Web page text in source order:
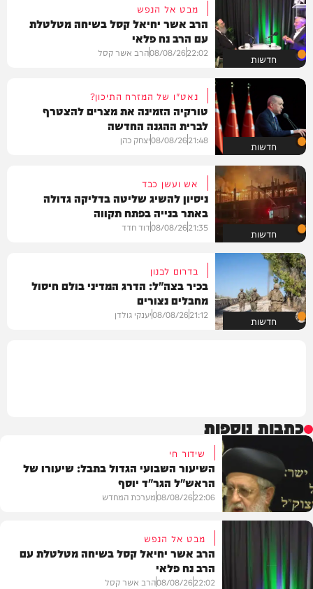
חדשות
מבט אל הנפש
הרב אשר יחיאל קסל בשיחה מטלטלת
עם הרב נח פלאי
22:02
08/08/26הרב אשר קסל
חדשות
נאט"ו של המזרח התיכון?
טורקיה הזמינה את מצרים להצטרף
לברית ההגנה החדשה
21:48
08/08/26יצחק כהן
חדשות
אש ועשן כבד
ניסיון להשיג שליטה בדליקה גדולה
באתר בנייה בפתח תקווה
21:35
08/08/26דוד חדד
חדשות
בדרום לבנון
בכיר בצה"ל: הדרג המדיני בולם חיסול
מחבלים נצורים
21:12
08/08/26יענקי גולדן
כתבות נוספות
וידאו
שידור חי
השיעור השבועי הגדול בתבל: שיעורו של
הראש"ל הגר"ד יוסף
22:06
08/08/26מערכת המחדש
מבט אל הנפש
הרב אשר יחיאל קסל בשיחה מטלטלת עם
הרב נח פלאי
22:02
08/08/26הרב אשר קסל